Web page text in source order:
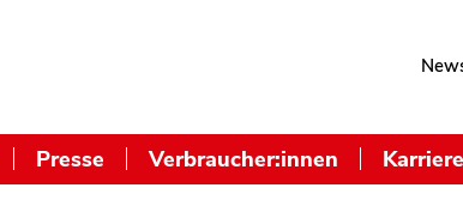
Presse Verbraucher:innen Karriere